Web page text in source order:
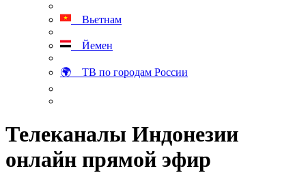
Вьетнам
Йемен
🌍 ТВ по городам России
Телеканалы Индонезии
онлайн прямой эфир